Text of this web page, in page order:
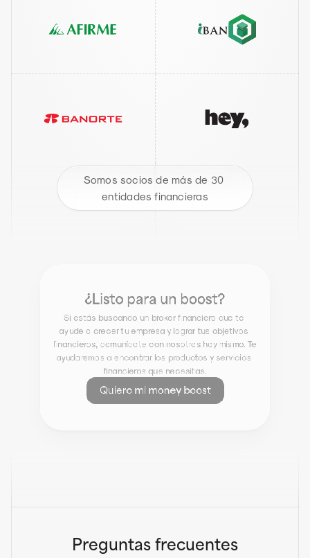
Somos socios de más de 30
entidades financieras
¿Listo para un boost?
Si estás buscando un broker financiero que te
ayude a crecer tu empresa y lograr tus objetivos
financieros, comunícate con nosotros hoy mismo. Te
ayudaremos a encontrar los productos y servicios
financieros que necesitas.
Quiero mi money boost
Preguntas frecuentes